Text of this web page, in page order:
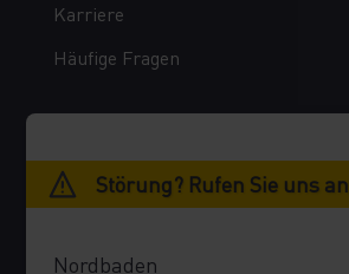
Karriere
Häufige Fragen
Störung? Rufen Sie uns an
Nordbaden